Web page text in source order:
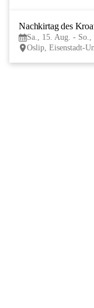
Nachkirtag des
Sa., 15. Aug. - So.,
Oslip, Eisenstadt-